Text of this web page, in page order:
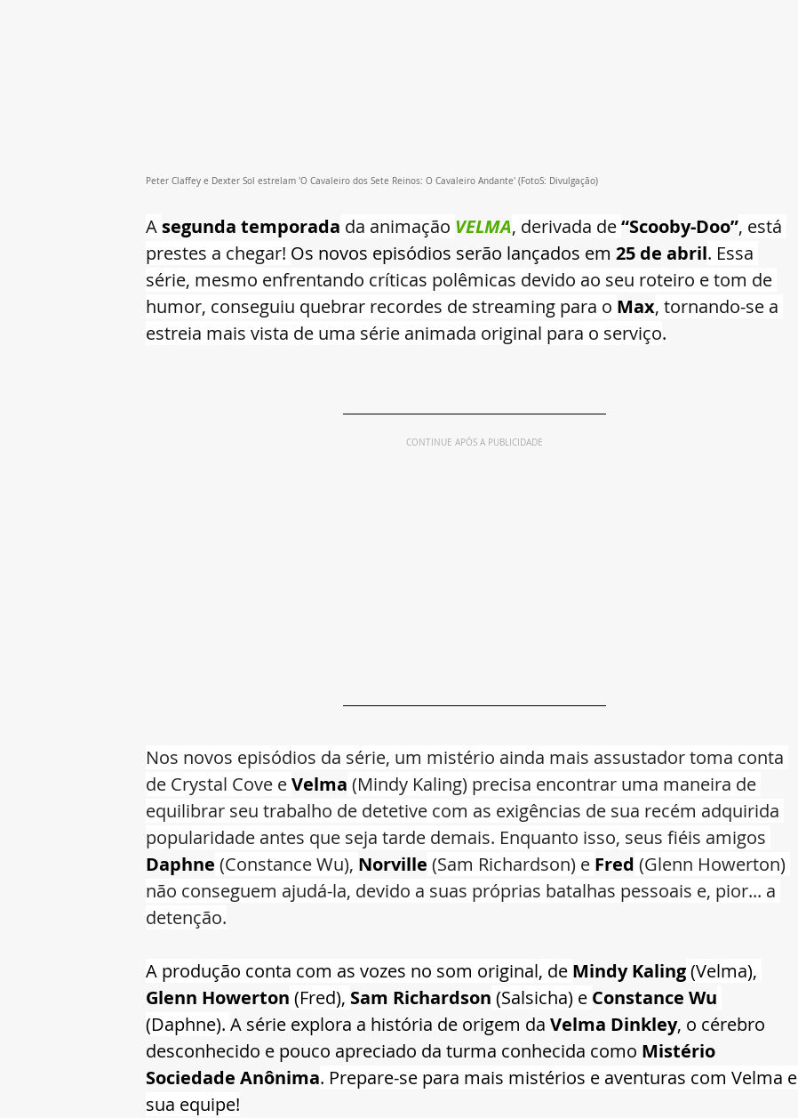
Peter Claffey e Dexter Sol estrelam 'O Cavaleiro dos Sete Reinos: O Cavaleiro Andante' (FotoS: Divulgação)
A segunda temporada da animação VELMA, derivada de “Scooby-Doo”, está
prestes a chegar! Os novos episódios serão lançados em 25 de abril. Essa
série, mesmo enfrentando críticas polêmicas devido ao seu roteiro e tom de
humor, conseguiu quebrar recordes de streaming para o Max, tornando-se a
estreia mais vista de uma série animada original para o serviço.
CONTINUE APÓS A PUBLICIDADE
Nos novos episódios da série, um mistério ainda mais assustador toma conta
de Crystal Cove e Velma (Mindy Kaling) precisa encontrar uma maneira de
equilibrar seu trabalho de detetive com as exigências de sua recém adquirida
popularidade antes que seja tarde demais. Enquanto isso, seus fiéis amigos
Daphne (Constance Wu), Norville (Sam Richardson) e Fred (Glenn Howerton)
não conseguem ajudá-la, devido a suas próprias batalhas pessoais e, pior... a
detenção.
A produção conta com as vozes no som original, de Mindy Kaling (Velma),
Glenn Howerton (Fred), Sam Richardson (Salsicha) e Constance Wu
(Daphne). A série explora a história de origem da Velma Dinkley, o cérebro
desconhecido e pouco apreciado da turma conhecida como Mistério
Sociedade Anônima. Prepare-se para mais mistérios e aventuras com Velma e
sua equipe!